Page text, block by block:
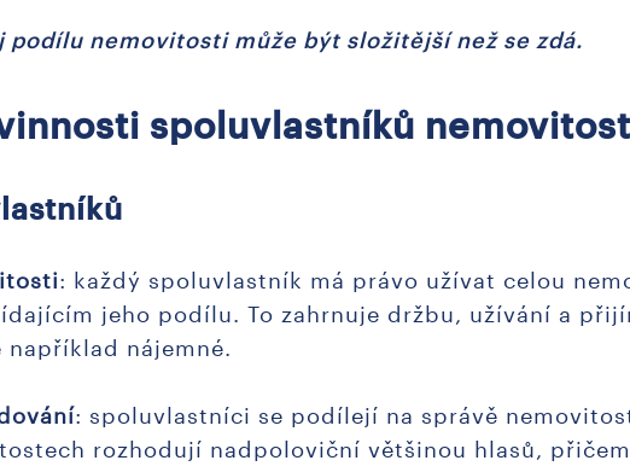
podílu nemovitosti může být složitější než se zdá.
spoluvlastníků
: každý spoluvlastník má právo užívat celou
jeho podílu. To zahrnuje držbu, užívání a
nájemné.
: spoluvlastníci se podílejí na správě
rozhodují nadpoloviční většinou hlasů,